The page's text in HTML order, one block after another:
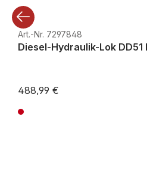
Art.-Nr. 7297848
Diesel-Hydraulik-Lok
488,99 €